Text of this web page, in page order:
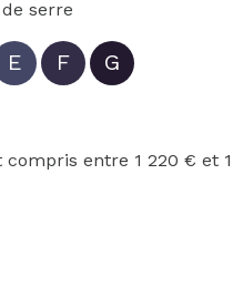
serre
E F G
entre 1 220 € et